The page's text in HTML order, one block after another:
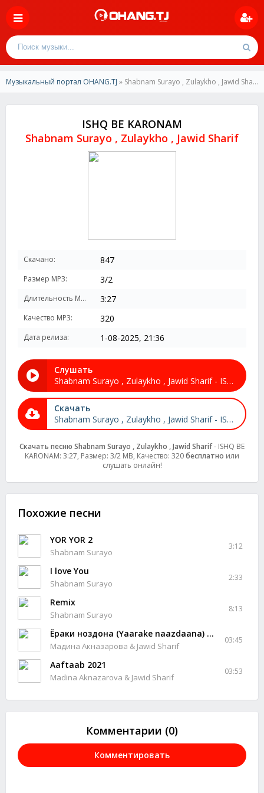
Музыкальный портал OHANG.TJ » Shabnam Surayo , Zulaykho , Jawid Sharif-ISHQ BE KARONAM
ISHQ BE KARONAM
Shabnam Surayo , Zulaykho , Jawid Sharif
Скачано: 847
Размер MP3: 3/2
Длительность MP3: 3:27
Качество MP3: 320
Дата релиза: 1-08-2025, 21:36
Слушать
Shabnam Surayo , Zulaykho , Jawid Sharif - ISHQ BE KARONAM
Скачать
Shabnam Surayo , Zulaykho , Jawid Sharif - ISHQ BE KARONAM
Скачать песню Shabnam Surayo , Zulaykho , Jawid Sharif- ISHQ BE
KARONAM: 3:27, Размер: 3/2 MB, Качество: 320бесплатно или
слушать онлайн!
Похожие песни
YOR YOR 2
Shabnam Surayo
3:12
I love You
Shabnam Surayo
2:33
Remix
Shabnam Surayo
8:13
Ёраки ноздона (Yaarake naazdaana) 2021
Мадина Акназарова & Jawid Sharif
03:45
Aaftaab 2021
Madina Aknazarova & Jawid Sharif
03:53
Комментарии (0)
Комментировать